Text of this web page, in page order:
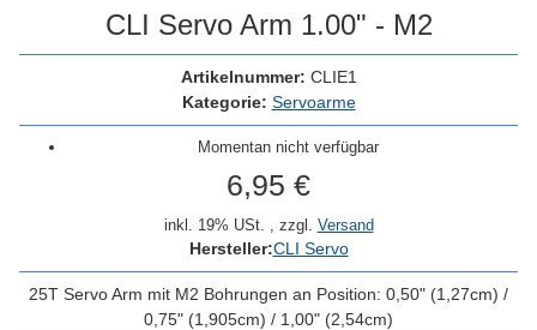
CLI Servo Arm 1.00" - M2
Artikelnummer: CLIE1
Kategorie: Servoarme
Momentan nicht verfügbar
6,95 €
inkl. 19% USt. , zzgl. Versand
Hersteller:CLI Servo
25T Servo Arm mit M2 Bohrungen an Position: 0,50" (1,27cm) /
0,75" (1,905cm) / 1,00" (2,54cm)